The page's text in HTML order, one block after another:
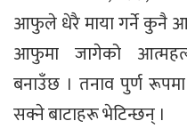
आफुले धेरै माया गर्ने कुनै
आफुमा जागेको
बनाउँछ । तनाव पुर्ण
सक्ने बाटाहरू भेटिन्छन् ।